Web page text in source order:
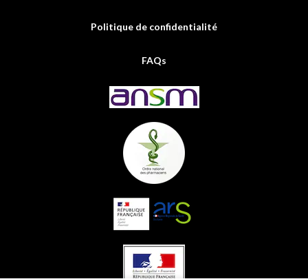
Politique de confidentialité
FAQs